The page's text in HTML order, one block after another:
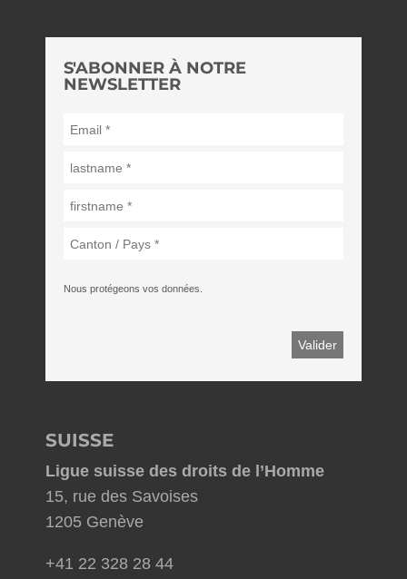
S'ABONNER À NOTRE
NEWSLETTER
Nous protégeons vos données.
SUISSE
Ligue suisse des droits de l’Homme
15, rue des Savoises
1205 Genève
+41 22 328 28 44